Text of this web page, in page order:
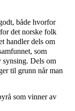
både hvorfor
det norske folk
handler dels om
som
synsing. Dels om
til grunn når man
som vinner av